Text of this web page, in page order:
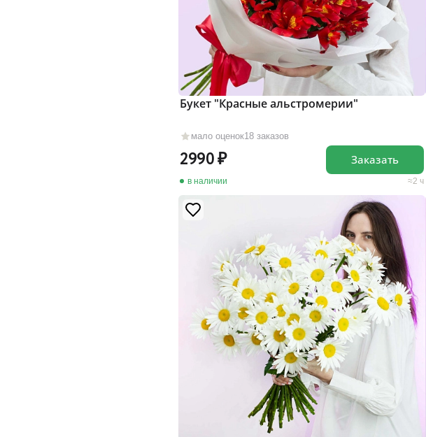
мало оценок18 заказов
Букет "Красные альстромерии"
2990
в наличии 2 ч
Заказать